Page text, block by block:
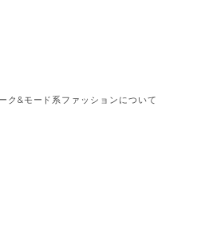
&モード系ファッションについて